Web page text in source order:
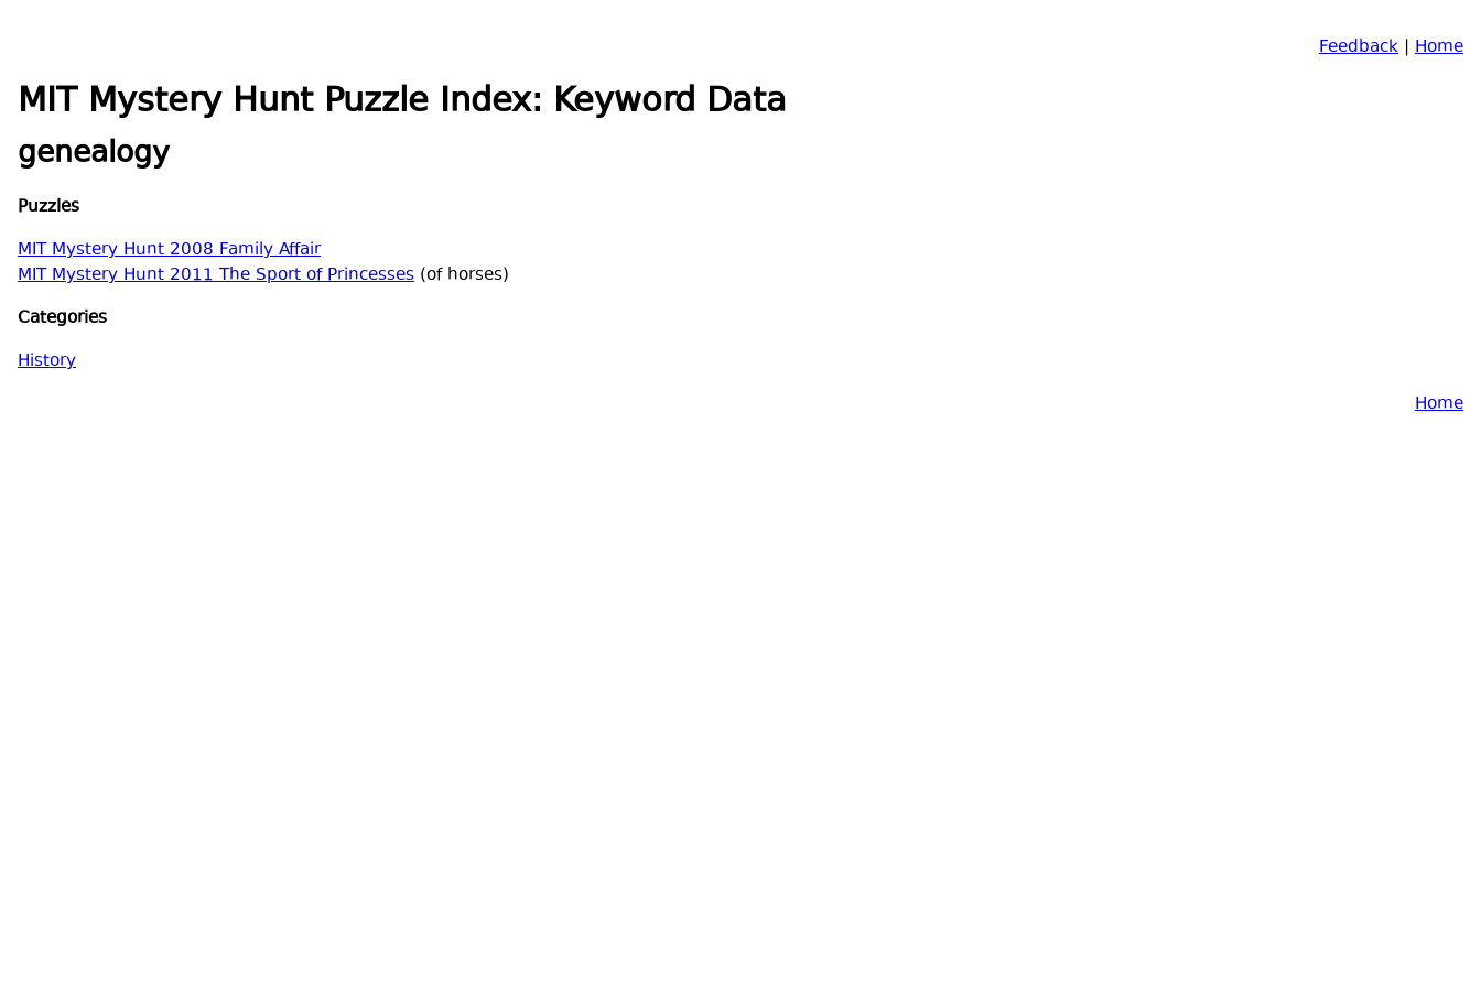
Feedback | Home
MIT Mystery Hunt Puzzle Index: Keyword Data
genealogy
Puzzles
MIT Mystery Hunt 2008 Family Affair
MIT Mystery Hunt 2011 The Sport of Princesses (of horses)
Categories
History
Home